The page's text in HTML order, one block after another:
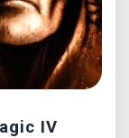
IV